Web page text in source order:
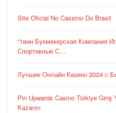
Site Oficial No Cassino Do Brasil
“1вин Букмекерская Компания
Спортивные С…
Лучшие Онлайн Казино 2024 с
Pin Upwards Casino Türkiye Giriş
Kazanın